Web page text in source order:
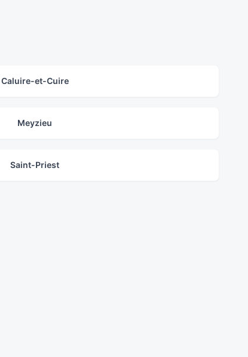
Caluire-et-Cuire
Meyzieu
Saint-Priest